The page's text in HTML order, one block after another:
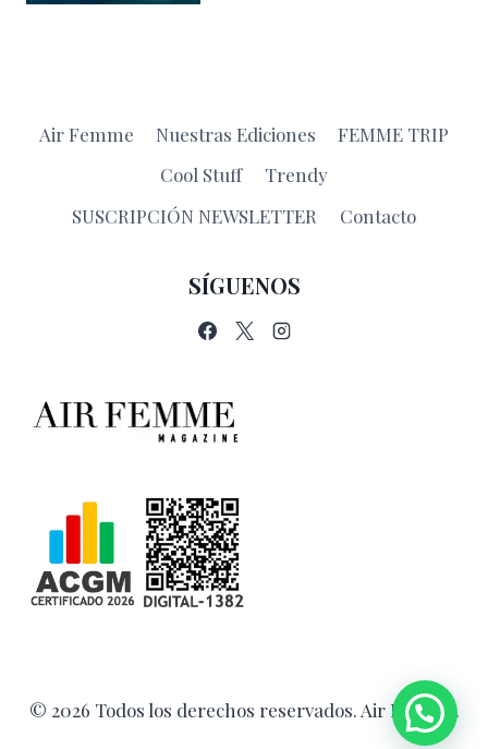
Air Femme Nuestras Ediciones
FEMME TRIP
Cool Stuff
Trendy
SUSCRIPCIÓN NEWSLETTER
Contacto
SÍGUENOS
© 2026 Todos los derechos reservados. Air Femme.